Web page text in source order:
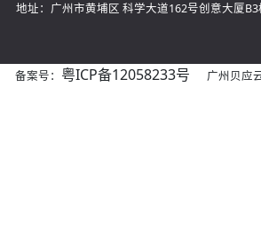
地址：广州市黄埔区 科学大道162号创意大厦B3
备案号： 粤ICP备12058233号 广州贝应